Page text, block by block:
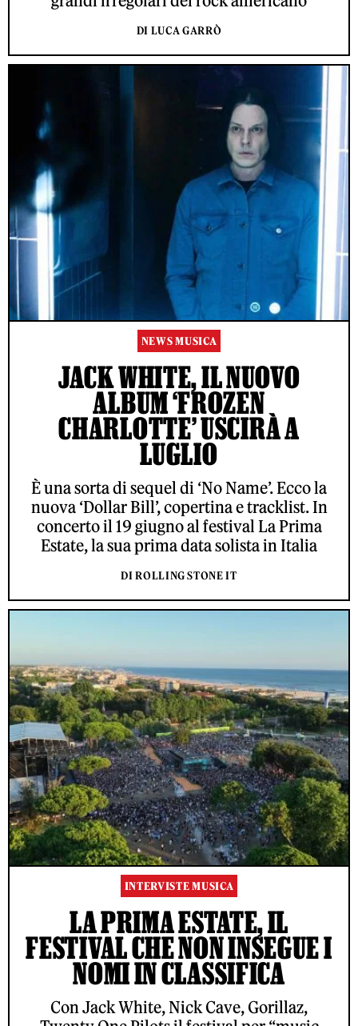
DI LUCA GARRÒ
NEWS MUSICA
JACK WHITE, IL NUOVO
ALBUM ‘FROZEN
CHARLOTTE’ USCIRÀ A
LUGLIO
È una sorta di sequel di ‘No Name’. Ecco la
nuova ‘Dollar Bill’, copertina e tracklist. In
concerto il 19 giugno al festival La Prima
Estate, la sua prima data solista in Italia
DI ROLLING STONE IT
INTERVISTE MUSICA
LA PRIMA ESTATE, IL
FESTIVAL CHE NON INSEGUE I
NOMI IN CLASSIFICA
Con Jack White, Nick Cave, Gorillaz,